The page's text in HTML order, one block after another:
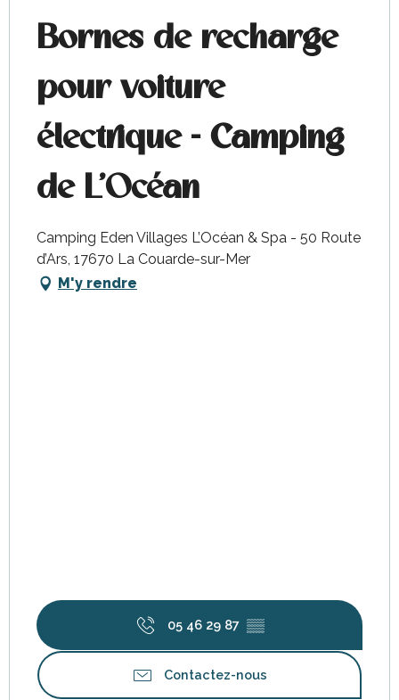
Bornes de recharge
pour voiture
électrique - Camping
de L'Océan
Camping Eden Villages L’Océan & Spa - 50 Route
d’Ars, 17670 La Couarde-sur-Mer
M'y rendre
05 46 29 87 ▒▒
Contactez-nous